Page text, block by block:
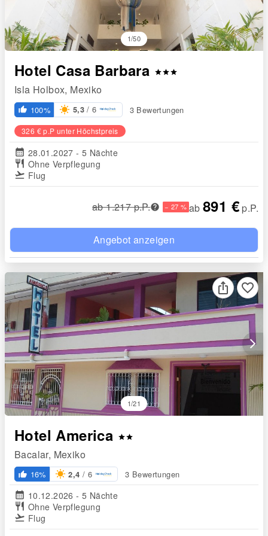
1/50
Hotel Casa Barbara starstarstar
Isla Holbox, Mexiko
thumb_up_alt 100% 5,3 / 6 3 Bewertungen
326 € p.P unter Höchstpreis
calendar_month 28.01.2027 - 5 Nächte
restaurant Ohne Verpflegung
flight_takeoff Flug
ab 1.217 p.P. − 27 % ab 891 € p.P.
Angebot anzeigen
arrow_forward_ios
1/21
favorite_border
Hotel America starstar
Bacalar, Mexiko
thumb_up_alt 16% 2,4 / 6 3 Bewertungen
calendar_month 10.12.2026 - 5 Nächte
restaurant Ohne Verpflegung
flight_takeoff Flug